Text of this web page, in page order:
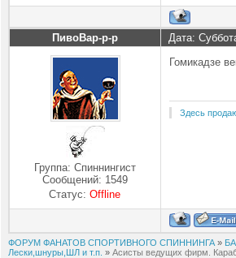
ПивоВар-р-р Дата:
Группа: Спиннингист
Сообщений: 1549
Статус:Offline
Гомикадзе
Здесь
ФОРУМ ФАНАТОВ СПОРТИВНОГО СПИННИНГА »
Лески,шнуры,ШЛ и т.п. » Асисты ведущих фирм.